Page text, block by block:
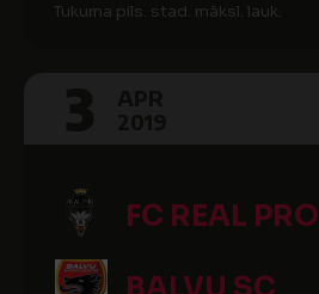
Tukuma pils. stad. māksl. lauk.
FC REAL PRO